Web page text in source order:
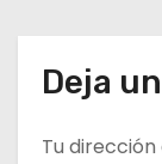
Deja
Tu